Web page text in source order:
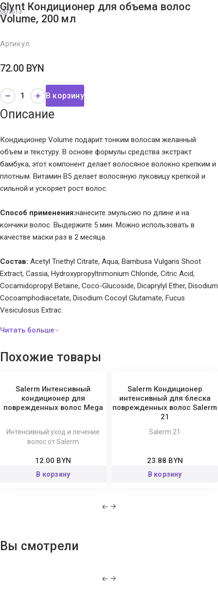
2513
Glynt Кондиционер для объема волос
Volume, 200 мл
Артикул:
72.00 BYN
В корзину
Описание
Кондиционер Volume подарит тонким волосам желанный
объем и текстуру. В основе формулы средства экстракт
бамбука, этот компонент делает волосяное волокно крепким и
плотным. Витамин В5 делает волосяную луковицу крепкой и
сильной и ускоряет рост волос.
Способ применения:нанесите эмульсию по длине и на
кончики волос. Выдержите 5 мин. Можно использовать в
качестве маски раз в 2 месяца.
Состав: Acetyl Triethyl Citrate, Aqua, Bambusa Vulgaris Shoot
Extract, Cassia, Hydroxypropyltrimonium Chloride, Citric Acid,
Cocamidopropyl Betaine, Coco-Glucoside, Dicaprylyl Ether, Disodium
Cocoamphodiacetate, Disodium Cocoyl Glutamate, Fucus
Vesiculosus Extrac.
Похожие товары
Salerm Интенсивный
кондиционер для
поврежденных волос Mega
Интенсивный уход и лечение
волос от Salerm
12.00 BYN
В корзину
Salerm Кондиционер
интенсивный для блеска
поврежденных волос Salerm
21
Salerm 21
23.88 BYN
В корзину
Вы смотрели